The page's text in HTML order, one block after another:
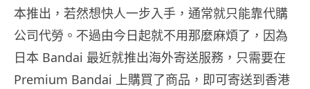
本推出，若然想快人一步入手，通常就只能靠代購
公司代勞。不過由今日起就不用那麼麻煩了，因為
日本 Bandai 最近就推出海外寄送服務，只需要在
Premium Bandai 上購買了商品，即可寄送到香港